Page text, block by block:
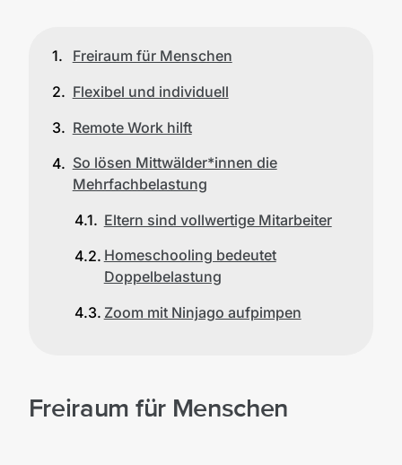
Freiraum für Menschen
Flexibel und individuell
Remote Work hilft
So lösen Mittwälder*innen die
Mehrfachbelastung
Eltern sind vollwertige Mitarbeiter
Homeschooling bedeutet
Doppelbelastung
Zoom mit Ninjago aufpimpen
Freiraum für Menschen